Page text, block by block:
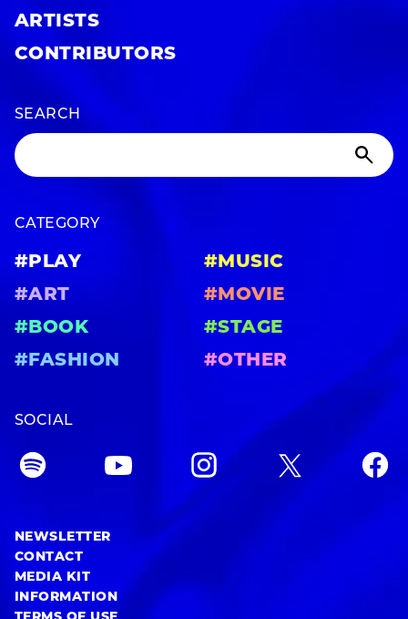
ARTISTS
CONTRIBUTORS
SEARCH
CATEGORY
#PLAY
#MUSIC
#ART
#MOVIE
#BOOK
#STAGE
#FASHION
#OTHER
SOCIAL
NEWSLETTER
CONTACT
MEDIA KIT
INFORMATION